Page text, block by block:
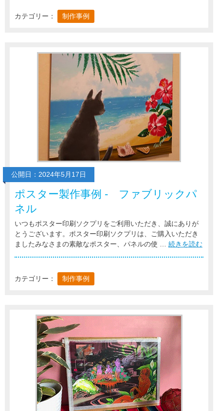
カテゴリー： 制作事例
公開日：2024年5月17日
ポスター製作事例 - ファブリックパ
ネル
いつもポスター印刷ソクプリをご利用いただき、誠にありが
とうございます。ポスター印刷ソクプリは、ご購入いただき
ましたみなさまの素敵なポスター、パネルの使 … 続きを読む
カテゴリー： 制作事例